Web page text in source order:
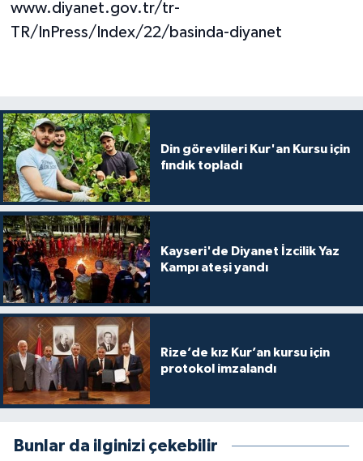
www.diyanet.gov.tr/tr-
TR/InPress/Index/22/basinda-diyanet
Din görevlileri Kur'an Kursu için
fındık topladı
Kayseri'de Diyanet İzcilik Yaz
Kampı ateşi yandı
Rize’de kız Kur’an kursu için
protokol imzalandı
Bunlar da ilginizi çekebilir
Gümüşhane Müftülüğü
Iğdır Müftülüğü
Isparta Müftülüğü
İstanbul Müftülüğü
İzmir Müftülüğü
Kahramanmaraş Müftülüğü
Karabük Müftülüğü
Karaman Müftülüğü